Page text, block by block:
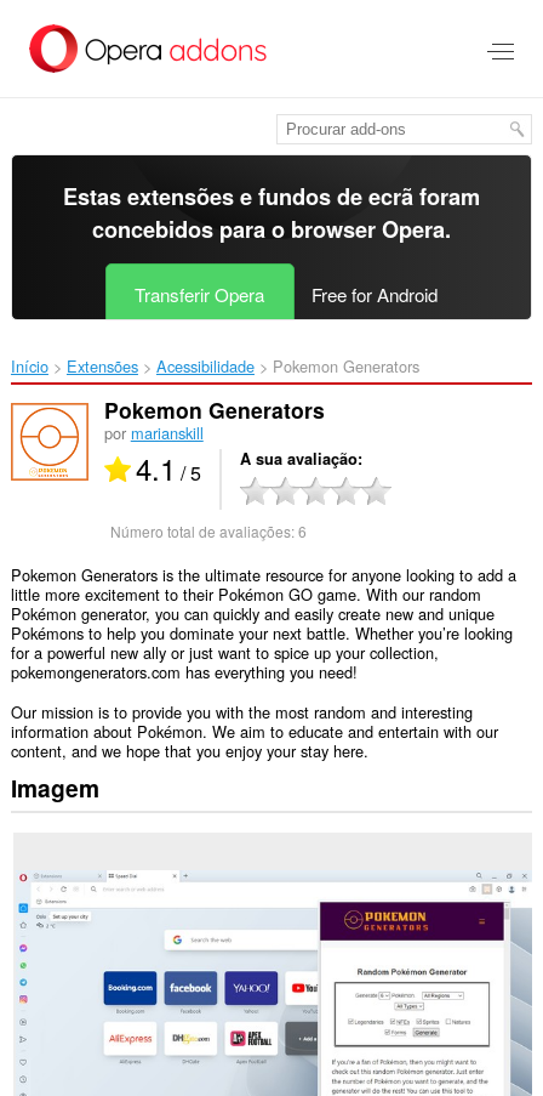
para
Estas extensões e fundos de ecrã foram
concebidos para o browser Opera.
Transferir Opera Free for Android
Início Extensões Acessibilidade Pokemon Generators ‎
Pokemon Generators
por marianskill
4.1 / 5 A sua avaliação
Número total de avaliações:6
Pokemon Generators is the ultimate resource for anyone looking to add a
little more excitement to their Pokémon GO game. With our random
Pokémon generator, you can quickly and easily create new and unique
Pokémons to help you dominate your next battle. Whether you’re looking
for a powerful new ally or just want to spice up your collection,
pokemongenerators.com has everything you need!
Our mission is to provide you with the most random and interesting
information about Pokémon. We aim to educate and entertain with our
content, and we hope that you enjoy your stay here.
Imagem